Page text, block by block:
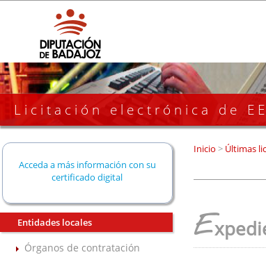
Licitación electrónica de
Acceda a más información con su
certificado digital
Entidades locales
Órganos de contratación
Inicio >Últimas
E